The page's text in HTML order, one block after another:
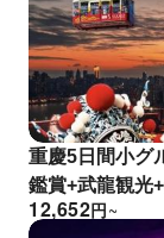
重慶5日間小グ
鑑賞+武龍観光
円
12,652 ~